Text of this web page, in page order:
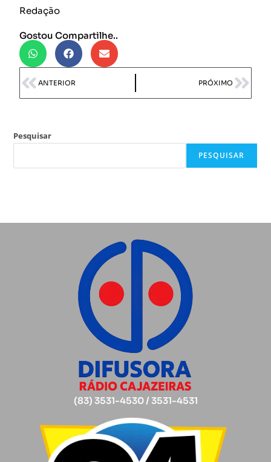
Redação
Gostou Compartilhe..
ANTERIOR PRÓXIMO
Pesquisar
PESQUISAR
(83) 3531-4530 / 3531-4531